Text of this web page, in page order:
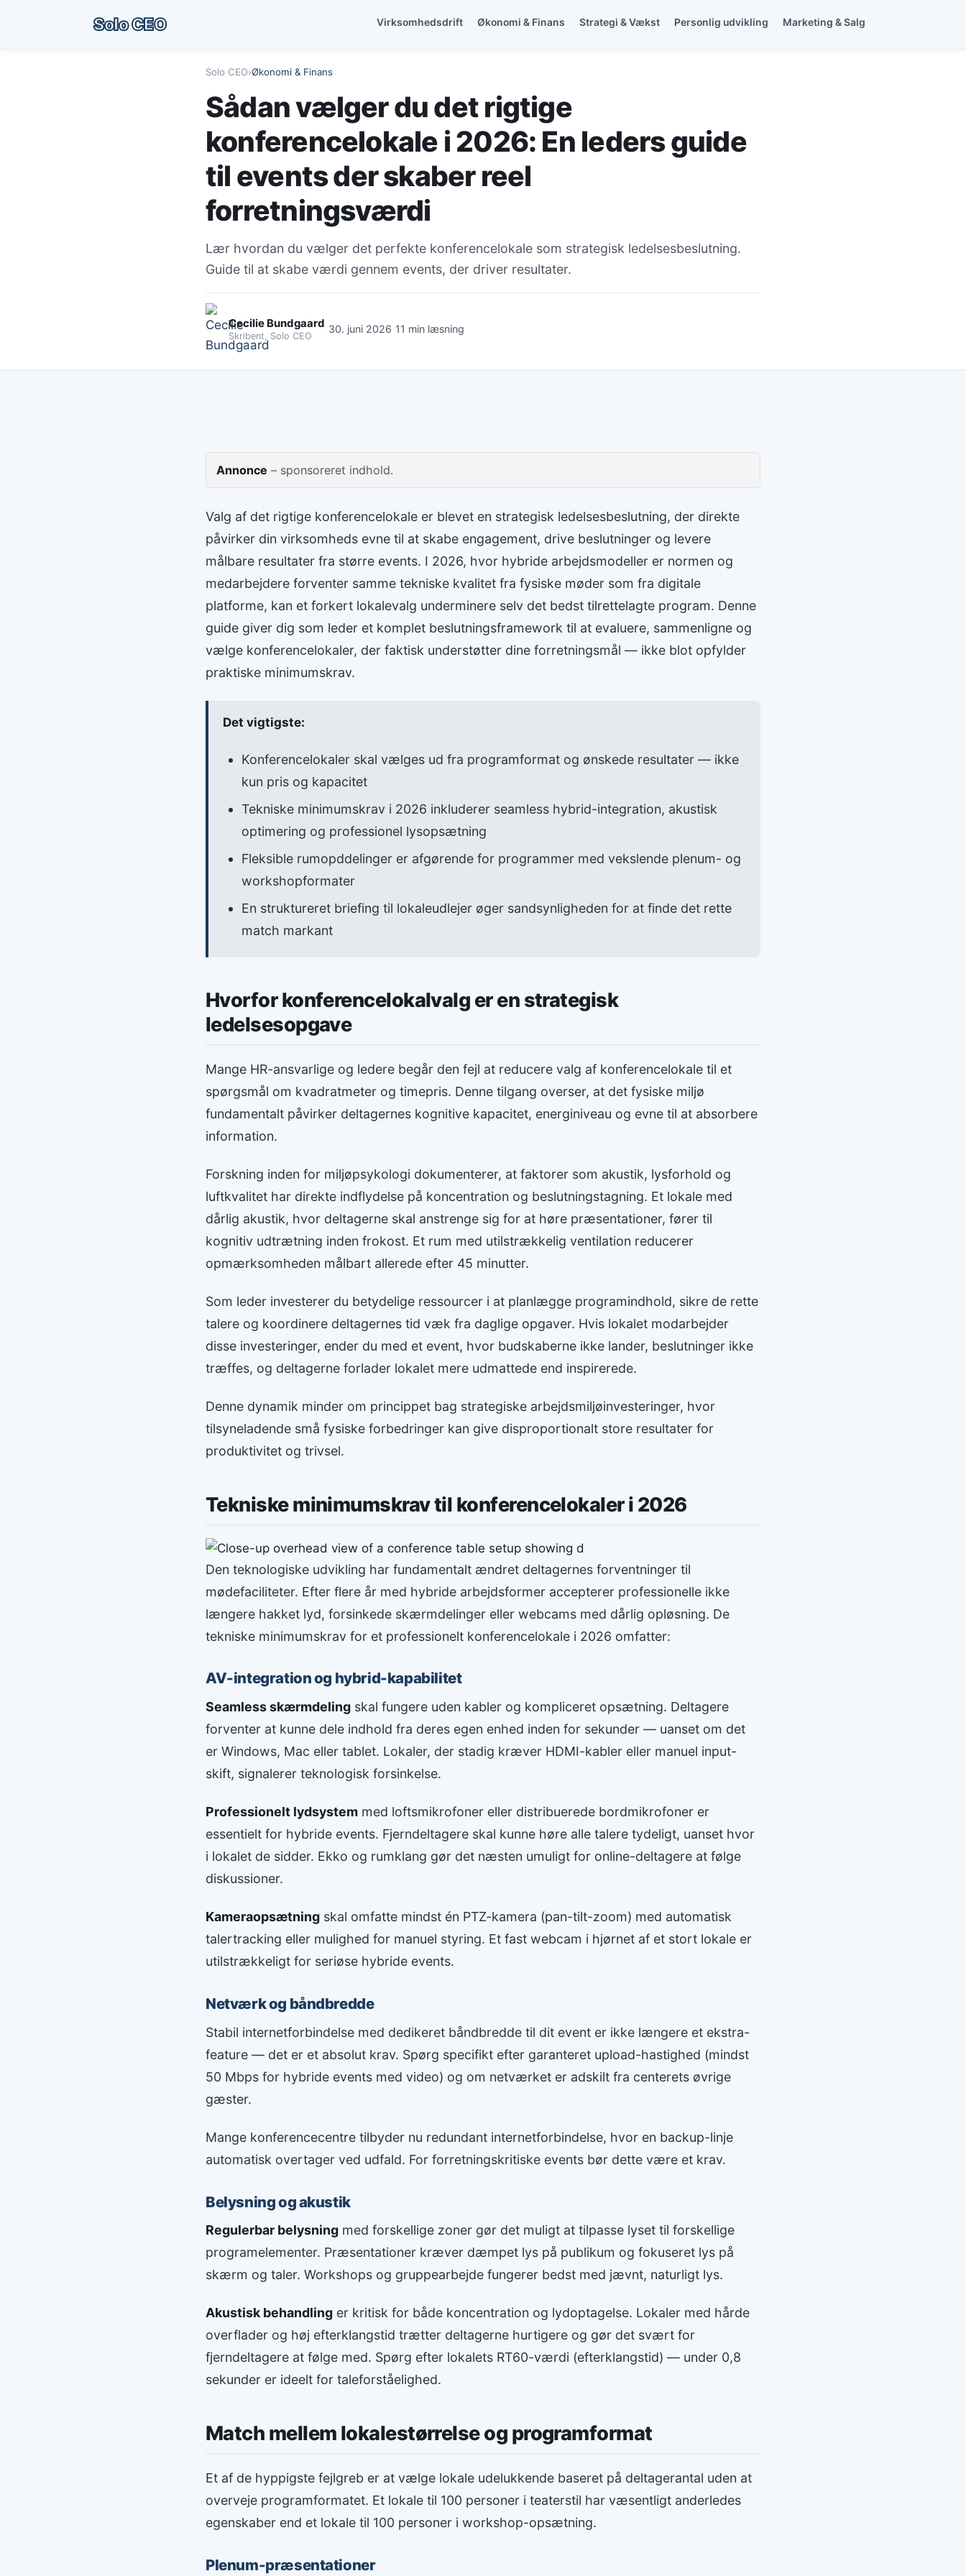
Solo CEO Virksomhedsdrift Økonomi & Finans Strategi & Vækst Personlig udvikling Marketing & Salg
Solo CEO›Økonomi & Finans
Sådan vælger du det rigtige
konferencelokale i 2026: En leders guide
til events der skaber reel
forretningsværdi
Lær hvordan du vælger det perfekte konferencelokale som strategisk ledelsesbeslutning.
Guide til at skabe værdi gennem events, der driver resultater.
Cecilie Bundgaard
Skribent, Solo CEO
30. juni 2026 11 min læsning
Annonce – sponsoreret indhold.
Valg af det rigtige konferencelokale er blevet en strategisk ledelsesbeslutning, der direkte
påvirker din virksomheds evne til at skabe engagement, drive beslutninger og levere
målbare resultater fra større events. I 2026, hvor hybride arbejdsmodeller er normen og
medarbejdere forventer samme tekniske kvalitet fra fysiske møder som fra digitale
platforme, kan et forkert lokalevalg underminere selv det bedst tilrettelagte program. Denne
guide giver dig som leder et komplet beslutningsframework til at evaluere, sammenligne og
vælge konferencelokaler, der faktisk understøtter dine forretningsmål — ikke blot opfylder
praktiske minimumskrav.
Det vigtigste:
Konferencelokaler skal vælges ud fra programformat og ønskede resultater — ikke
kun pris og kapacitet
Tekniske minimumskrav i 2026 inkluderer seamless hybrid-integration, akustisk
optimering og professionel lysopsætning
Fleksible rumopddelinger er afgørende for programmer med vekslende plenum- og
workshopformater
En struktureret briefing til lokaleudlejer øger sandsynligheden for at finde det rette
match markant
Hvorfor konferencelokalvalg er en strategisk
ledelsesopgave
Mange HR-ansvarlige og ledere begår den fejl at reducere valg af konferencelokale til et
spørgsmål om kvadratmeter og timepris. Denne tilgang overser, at det fysiske miljø
fundamentalt påvirker deltagernes kognitive kapacitet, energiniveau og evne til at absorbere
information.
Forskning inden for miljøpsykologi dokumenterer, at faktorer som akustik, lysforhold og
luftkvalitet har direkte indflydelse på koncentration og beslutningstagning. Et lokale med
dårlig akustik, hvor deltagerne skal anstrenge sig for at høre præsentationer, fører til
kognitiv udtrætning inden frokost. Et rum med utilstrækkelig ventilation reducerer
opmærksomheden målbart allerede efter 45 minutter.
Som leder investerer du betydelige ressourcer i at planlægge programindhold, sikre de rette
talere og koordinere deltagernes tid væk fra daglige opgaver. Hvis lokalet modarbejder
disse investeringer, ender du med et event, hvor budskaberne ikke lander, beslutninger ikke
træffes, og deltagerne forlader lokalet mere udmattede end inspirerede.
Denne dynamik minder om princippet bag strategiske arbejdsmiljøinvesteringer, hvor
tilsyneladende små fysiske forbedringer kan give disproportionalt store resultater for
produktivitet og trivsel.
Tekniske minimumskrav til konferencelokaler i 2026
Den teknologiske udvikling har fundamentalt ændret deltagernes forventninger til
mødefaciliteter. Efter flere år med hybride arbejdsformer accepterer professionelle ikke
længere hakket lyd, forsinkede skærmdelinger eller webcams med dårlig opløsning. De
tekniske minimumskrav for et professionelt konferencelokale i 2026 omfatter:
AV-integration og hybrid-kapabilitet
Seamless skærmdeling skal fungere uden kabler og kompliceret opsætning. Deltagere
forventer at kunne dele indhold fra deres egen enhed inden for sekunder — uanset om det
er Windows, Mac eller tablet. Lokaler, der stadig kræver HDMI-kabler eller manuel input-
skift, signalerer teknologisk forsinkelse.
Professionelt lydsystem med loftsmikrofoner eller distribuerede bordmikrofoner er
essentielt for hybride events. Fjerndeltagere skal kunne høre alle talere tydeligt, uanset hvor
i lokalet de sidder. Ekko og rumklang gør det næsten umuligt for online-deltagere at følge
diskussioner.
Kameraopsætning skal omfatte mindst én PTZ-kamera (pan-tilt-zoom) med automatisk
talertracking eller mulighed for manuel styring. Et fast webcam i hjørnet af et stort lokale er
utilstrækkeligt for seriøse hybride events.
Netværk og båndbredde
Stabil internetforbindelse med dedikeret båndbredde til dit event er ikke længere et ekstra-
feature — det er et absolut krav. Spørg specifikt efter garanteret upload-hastighed (mindst
50 Mbps for hybride events med video) og om netværket er adskilt fra centerets øvrige
gæster.
Mange konferencecentre tilbyder nu redundant internetforbindelse, hvor en backup-linje
automatisk overtager ved udfald. For forretningskritiske events bør dette være et krav.
Belysning og akustik
Regulerbar belysning med forskellige zoner gør det muligt at tilpasse lyset til forskellige
programelementer. Præsentationer kræver dæmpet lys på publikum og fokuseret lys på
skærm og taler. Workshops og gruppearbejde fungerer bedst med jævnt, naturligt lys.
Akustisk behandling er kritisk for både koncentration og lydoptagelse. Lokaler med hårde
overflader og høj efterklangstid trætter deltagerne hurtigere og gør det svært for
fjerndeltagere at følge med. Spørg efter lokalets RT60-værdi (efterklangstid) — under 0,8
sekunder er ideelt for taleforståelighed.
Match mellem lokalestørrelse og programformat
Et af de hyppigste fejlgreb er at vælge lokale udelukkende baseret på deltagerantal uden at
overveje programformatet. Et lokale til 100 personer i teaterstil har væsentligt anderledes
egenskaber end et lokale til 100 personer i workshop-opsætning.
Plenum-præsentationer